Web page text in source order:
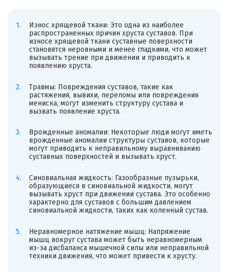
Износ хрящевой ткани: Это одна из наиболее
распространенных причин хруста суставов. При
износе хрящевой ткани суставные поверхности
становятся неровными и менее гладкими, что может
вызывать трение при движении и приводить к
появлению хруста.
Травмы: Повреждения суставов, такие как
растяжения, вывихи, переломы или повреждения
мениска, могут изменить структуру сустава и
вызвать появление хруста.
Врожденные аномалии: Некоторые люди могут иметь
врожденные аномалии структуры суставов, которые
могут приводить к неправильному выравниванию
суставных поверхностей и вызывать хруст.
Синовиальная жидкость: Газообразные пузырьки,
образующиеся в синовиальной жидкости, могут
вызывать хруст при движении сустава. Это особенно
характерно для суставов с большим давлением
синовиальной жидкости, таких как коленный сустав.
Неравномерное натяжение мышц: Напряжение
мышц вокруг сустава может быть неравномерным
из-за дисбаланса мышечной силы или неправильной
техники движения, что может привести к хрусту.